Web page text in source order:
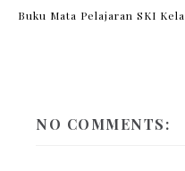
Buku Mata Pelajaran SKI
NO COMMENTS: